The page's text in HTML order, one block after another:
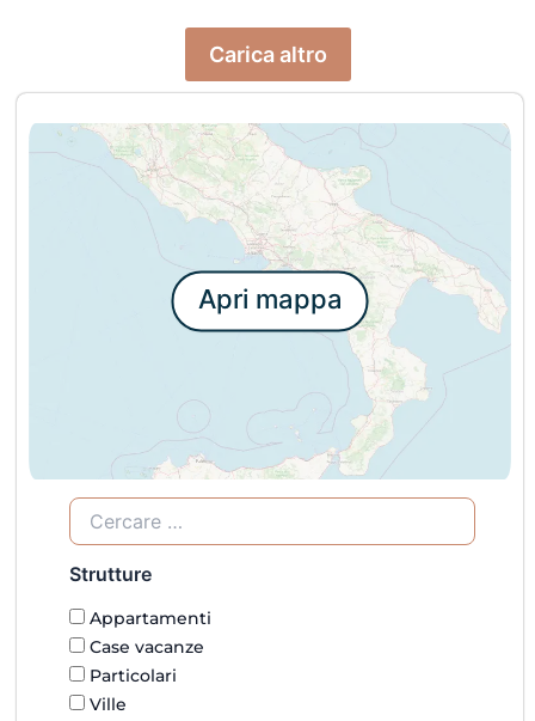
Carica altro
Apri mappa
Strutture
Appartamenti
Case vacanze
Particolari
Ville